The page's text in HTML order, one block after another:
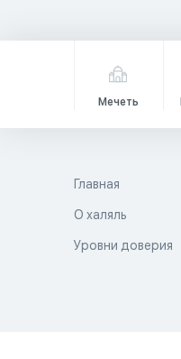
Мечеть
Главная
О халяль
Уровни доверия